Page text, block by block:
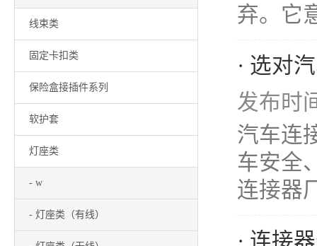
线束类
固定卡扣类
保险盒接插件系列
软护套
灯座类
- w
- 灯座类（有线）
弃。它
· 选对
发布时
汽车连
车安全
连接器
· 连接